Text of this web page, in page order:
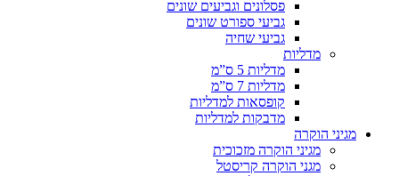
פסלונים וגביעים שונים
גביעי ספורט שונים
גביעי שחיה
מדליות
מדליות 5 ס”מ
מדליות 7 ס”מ
קופסאות למדליות
מדבקות למדליות
מגיני הוקרה
מגיני הוקרה מזכוכית
מגני הוקרה קריסטל